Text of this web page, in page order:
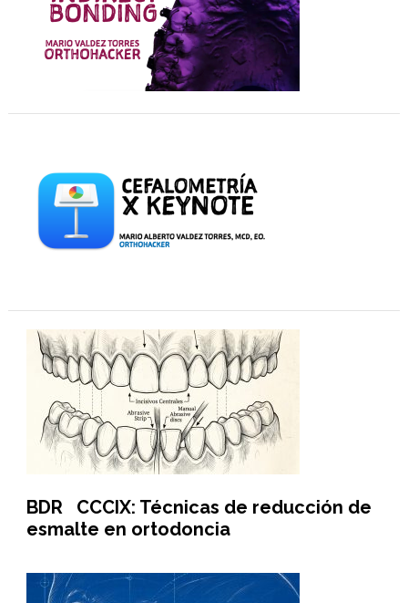
BDR CCCIX: Técnicas de reducción de
esmalte en ortodoncia